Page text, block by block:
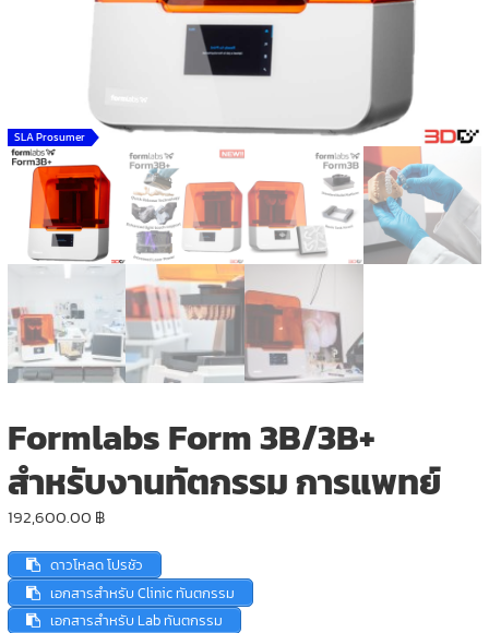
SLA Prosumer
Formlabs Form 3B/3B+
สำหรับงานทัตกรรม การแพทย์
192,600.00 ฿
ดาวโหลด โปรชัว
เอกสารสำหรับ Clinic ทันตกรรม
เอกสารสำหรับ Lab ทันตกรรม